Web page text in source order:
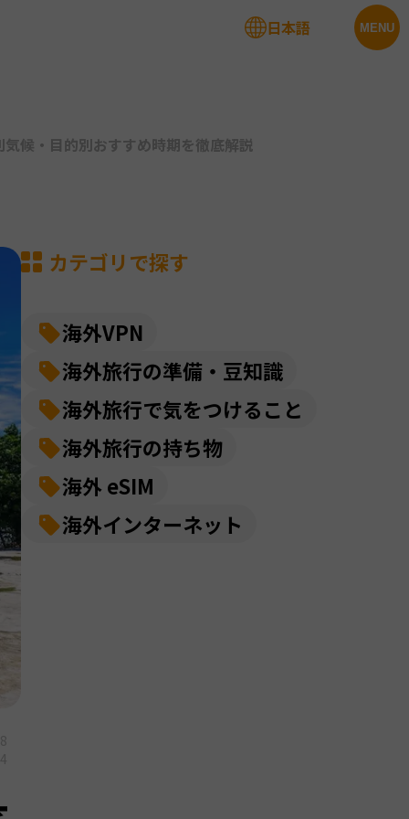
MENU
日本語
候・目的別おすすめ時期を徹底解説
カテゴリで探す
海外VPN
海外旅行の準備・豆知識
海外旅行で気をつけること
海外旅行の持ち物
海外 eSIM
海外インターネット